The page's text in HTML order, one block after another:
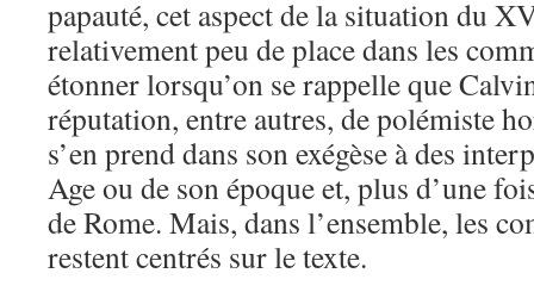
papauté, cet aspect de la situation du
relativement peu de place dans les
étonner lorsqu’on se rappelle que
réputation, entre autres, de polémiste
s’en prend dans son exégèse à des
Age ou de son époque et, plus d’une
de Rome. Mais, dans l’ensemble, les
restent centrés sur le texte.